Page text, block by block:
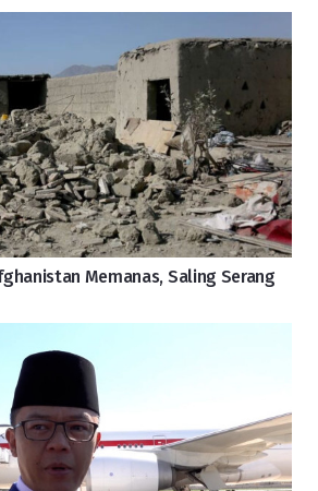
Memanas, Saling Serang